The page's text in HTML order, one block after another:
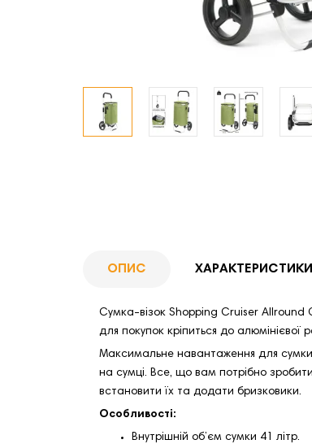
ОПИС ХАРАКТЕРИСТИКИ
Сумка-візок Shopping Cruiser Allround
для покупок кріпиться до
Максимальне навантаження для сумки
на сумці. Все, що вам потрібно
встановити їх та додати бризковики.
Особливості:
Внутрішній об’єм сумки 41 літр.